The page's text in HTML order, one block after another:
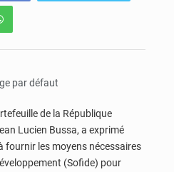
de la République
Lucien Bussa, a exprimé
fournir les moyens nécessaires
(Sofide) pour